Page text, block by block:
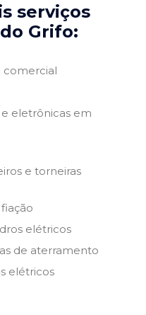
serviços
Grifo:
comercial
eletrônicas em
e torneiras
elétricos
de aterramento
elétricos